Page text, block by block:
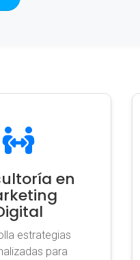
en
estrategias
para